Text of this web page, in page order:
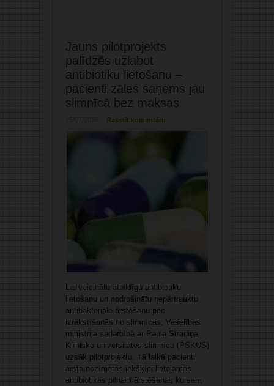
Jauns pilotprojekts
palīdzēs uzlabot
antibiotiku lietošanu –
pacienti zāles saņems jau
slimnīcā bez maksas
Rakstīt komentāru
Lai veicinātu atbildīgu antibiotiku
lietošanu un nodrošinātu nepārtrauktu
antibakteriālo ārstēšanu pēc
izrakstīšanās no slimnīcas, Veselības
ministrija sadarbībā ar Paula Stradiņa
Klīnisko universitātes slimnīcu (PSKUS)
uzsāk pilotprojektu. Tā laikā pacienti
ārsta nozīmētās iekšķīgi lietojamās
antibiotikas pilnam ārstēšanas kursam